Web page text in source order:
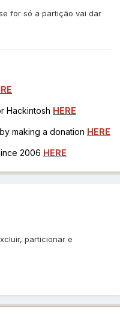
for só a partição vai dar
Hackintosh HERE
making a donation HERE
2006 HERE
particionar e